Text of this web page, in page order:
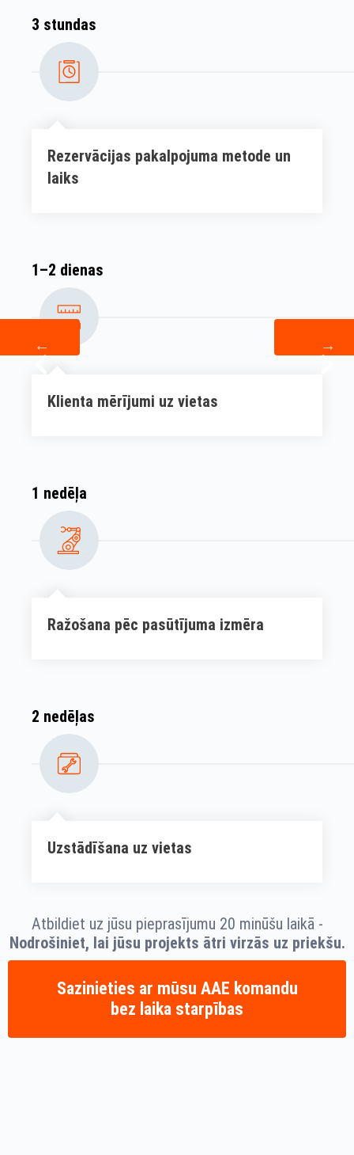
3 stundas
Rezervācijas pakalpojuma metode un
laiks
1–2 dienas
Klienta mērījumi uz vietas
1 nedēļa
Ražošana pēc pasūtījuma izmēra
2 nedēļas
Uzstādīšana uz vietas
Atbildiet uz jūsu pieprasījumu 20 minūšu laikā -
Nodrošiniet, lai jūsu projekts ātri virzās uz priekšu.
Sazinieties ar mūsu AAE komandu
bez laika starpības